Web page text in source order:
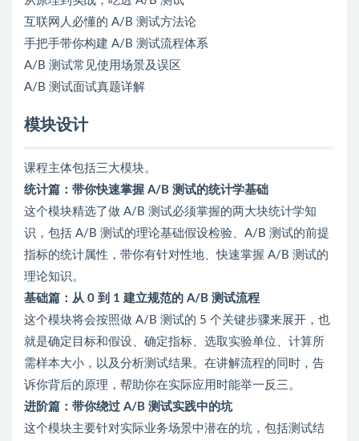
互联网人必懂的 A/B 测试方法论
手把手带你构建 A/B 测试流程体系
A/B 测试常见使用场景及误区
A/B 测试面试真题详解
模块设计
课程主体包括三大模块。
统计篇：带你快速掌握 A/B 测试的统计学基础
这个模块精选了做 A/B 测试必须掌握的两大块统计学知
识，包括 A/B 测试的理论基础假设检验、A/B 测试的前提
指标的统计属性，带你有针对性地、快速掌握 A/B 测试的
理论知识。
基础篇：从 0 到 1 建立规范的 A/B 测试流程
这个模块将会按照做 A/B 测试的 5 个关键步骤来展开，也
就是确定目标和假设、确定指标、选取实验单位、计算所
需样本大小，以及分析测试结果。在讲解流程的同时，告
诉你背后的原理，帮助你在实际应用时能举一反三。
进阶篇：带你绕过 A/B 测试实践中的坑
这个模块主要针对实际业务场景中潜在的坑，包括测试结